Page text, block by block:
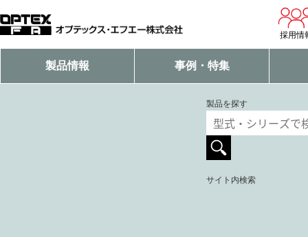
採用情
製品情報 事例・特集
製品を探す
サイト内検索